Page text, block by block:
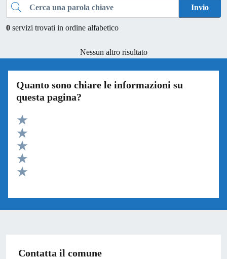
Cerca una parola chiave Invio
0 servizi trovati in ordine alfabetico
Nessun altro risultato
Quanto sono chiare le informazioni su
questa pagina?
Valuta 5 stelle su 5
Valuta 4 stelle su 5
Valuta 3 stelle su 5
Valuta 2 stelle su 5
Contatta il comune